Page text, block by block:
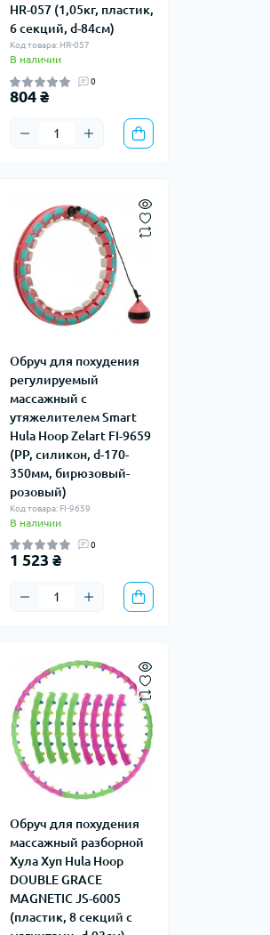
HR-057 (1,05кг, пластик,
6 секций, d-84см)
Код товара: HR-057
В наличии
0
804 ₴
Обруч для похудения
регулируемый
массажный с
утяжелителем Smart
Hula Hoop Zelart FI-9659
(PP, силикон, d-170-
350мм, бирюзовый-
розовый)
Код товара: FI-9659
В наличии
0
1 523 ₴
Обруч для похудения
массажный разборной
Хула Хуп Hula Hoop
DOUBLE GRACE
MAGNETIC JS-6005
(пластик, 8 секций с